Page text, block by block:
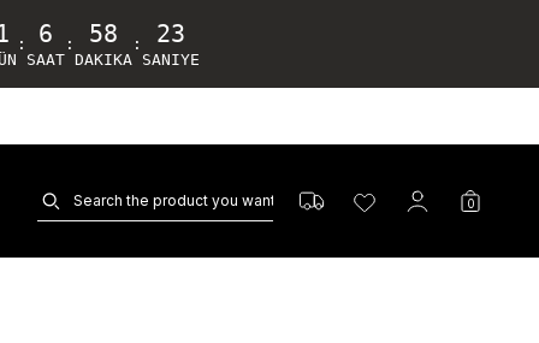
: 6
SAAT
: 58
DAKIKA
: 22
SANIYE
0